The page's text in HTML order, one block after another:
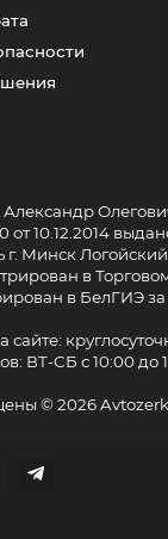
от 10.12.2014
Минск Логойский
в
в БелГИЭ за
сайте:
ВТ-СБ с 10:00 до
© 2026